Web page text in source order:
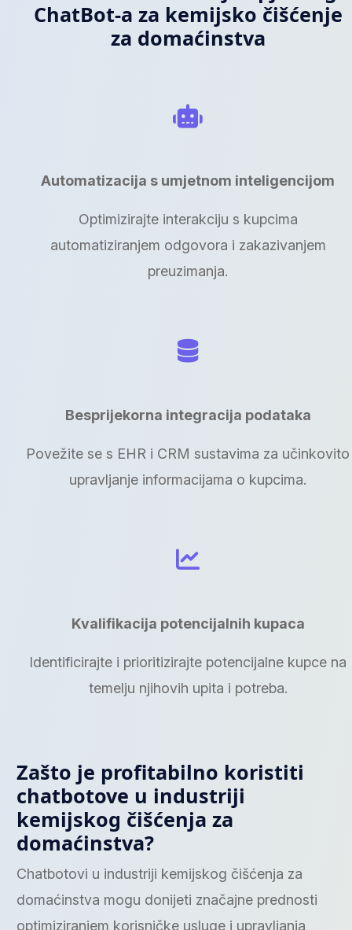
ChatBot-a za kemijsko čišćenje
za domaćinstva
Automatizacija s umjetnom inteligencijom
Optimizirajte interakciju s kupcima
automatiziranjem odgovora i zakazivanjem
preuzimanja.
Besprijekorna integracija podataka
Povežite se s EHR i CRM sustavima za učinkovito
upravljanje informacijama o kupcima.
Kvalifikacija potencijalnih kupaca
Identificirajte i prioritizirajte potencijalne kupce na
temelju njihovih upita i potreba.
Zašto je profitabilno koristiti
chatbotove u industriji
kemijskog čišćenja za
domaćinstva?
Chatbotovi u industriji kemijskog čišćenja za
domaćinstva mogu donijeti značajne prednosti
optimiziranjem korisničke usluge i upravljanja